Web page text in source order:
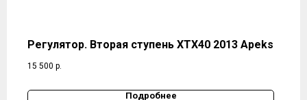
Регулятор. Вторая ступень XTX40 2013 Apeks
15 500 р.
Подробнее